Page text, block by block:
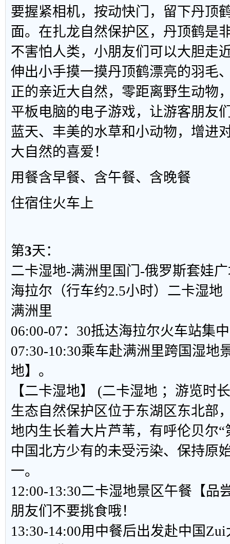
要握紧相机，按动快门，留下丹顶
面。在扎龙自然保护区，丹顶鹤是
不害怕人类，小朋友们可以大胆走
伸出小手摸一摸丹顶鹤漂亮的羽毛
正的亲近大自然，零距离野生动物
平板电脑的电子游戏，让游客朋友
蓝天、丰美的水草和小动物，增进
大自然的喜爱！
用餐含早餐、含午餐、含晚餐
住宿住火车上
第3天：
二卡湿地-满洲里国门-俄罗斯套娃
海拉尔（行车约2.5小时）二卡湿地
满洲里
06:00-07：30抵达海拉尔火车站集
07:30-10:30乘车赴满洲里跨国湿
地】。
【二卡湿地】
(二卡湿地 ；游览时
生态自然保护区位于东湖区东北部
地内生长着大片芦苇，有呼伦贝尔
中国北方少有的未受污染、保持原
一。
12:00-13:30二卡湿地景区午餐【品
朋友们不要挑食哦！
13:30-14:00用中餐后出发赴中国